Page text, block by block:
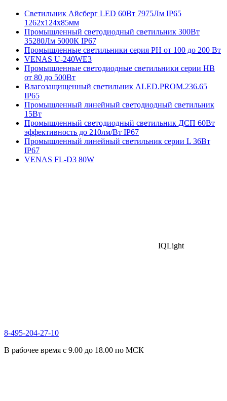
Светильник Айсберг LED 60Вт 7975Лм IP65
1262х124х85мм
Промышленный светодиодный светильник 300Вт
35280Лм 5000К IP67
Промышленные светильники серия PH от 100 до 200 Вт
VENAS U-240WE3
Промышленные светодиодные светильники серии HB
от 80 до 500Вт
Влагозащищенный светильник ALED.PROM.236.65
IP65
Промышленный линейный светодиодный светильник
15Вт
Промышленный светодиодный светильник ДСП 60Вт
эффективность до 210лм/Вт IP67
Промышленный линейный светильник серии L 36Вт
IP67
VENAS FL-D3 80W
IQLight
8-495-204-27-10
В рабочее время с 9.00 до 18.00 по МСК